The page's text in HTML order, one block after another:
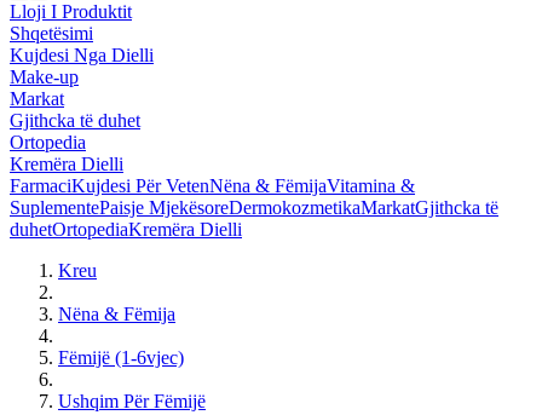
Lloji I Produktit
Shqetësimi
Kujdesi Nga Dielli
Make-up
Markat
Gjithcka të duhet
Ortopedia
Kremëra Dielli
FarmaciKujdesi Për VetenNëna & FëmijaVitamina &
SuplementePaisje MjekësoreDermokozmetikaMarkatGjithcka të
duhetOrtopediaKremëra Dielli
Kreu
Nëna & Fëmija
Fëmijë (1-6vjec)
Ushqim Për Fëmijë